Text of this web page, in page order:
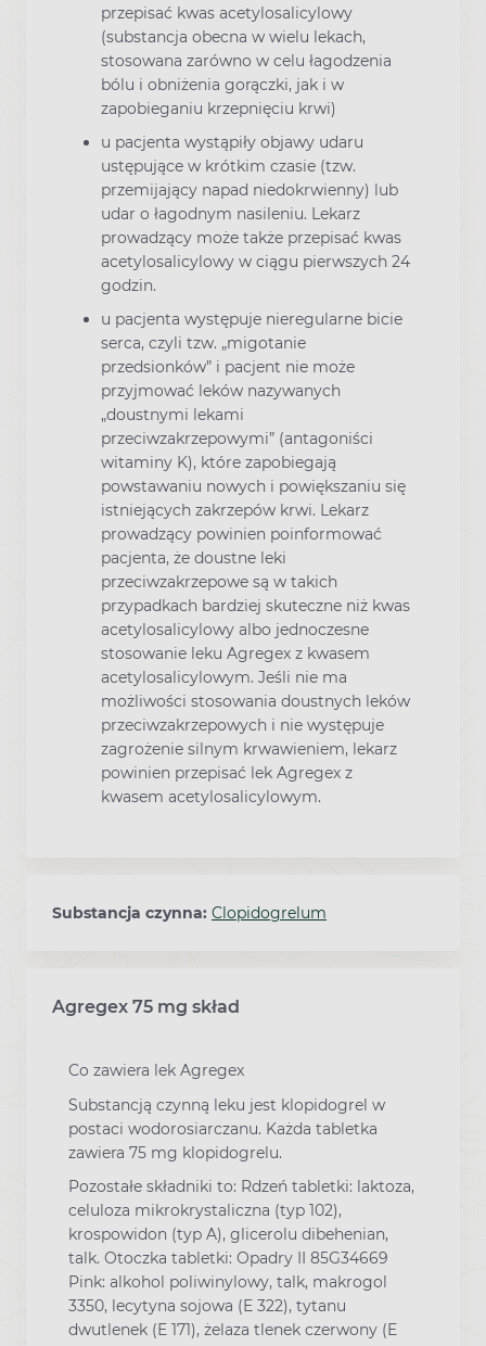
przepisać kwas acetylosalicylowy
(substancja obecna w wielu lekach,
stosowana zarówno w celu łagodzenia
bólu i obniżenia gorączki, jak i w
zapobieganiu krzepnięciu krwi)
u pacjenta wystąpiły objawy udaru
ustępujące w krótkim czasie (tzw.
przemijający napad niedokrwienny) lub
udar o łagodnym nasileniu. Lekarz
prowadzący może także przepisać kwas
acetylosalicylowy w ciągu pierwszych 24
godzin.
u pacjenta występuje nieregularne bicie
serca, czyli tzw. „migotanie
przedsionków” i pacjent nie może
przyjmować leków nazywanych
„doustnymi lekami
przeciwzakrzepowymi” (antagoniści
witaminy K), które zapobiegają
powstawaniu nowych i powiększaniu się
istniejących zakrzepów krwi. Lekarz
prowadzący powinien poinformować
pacjenta, że doustne leki
przeciwzakrzepowe są w takich
przypadkach bardziej skuteczne niż kwas
acetylosalicylowy albo jednoczesne
stosowanie leku Agregex z kwasem
acetylosalicylowym. Jeśli nie ma
możliwości stosowania doustnych leków
przeciwzakrzepowych i nie występuje
zagrożenie silnym krwawieniem, lekarz
powinien przepisać lek Agregex z
kwasem acetylosalicylowym.
Substancja czynna: Clopidogrelum
Agregex 75 mg skład
Co zawiera lek Agregex
Substancją czynną leku jest klopidogrel w
postaci wodorosiarczanu. Każda tabletka
zawiera 75 mg klopidogrelu.
Pozostałe składniki to: Rdzeń tabletki: laktoza,
celuloza mikrokrystaliczna (typ 102),
krospowidon (typ A), glicerolu dibehenian,
talk. Otoczka tabletki: Opadry II 85G34669
Pink: alkohol poliwinylowy, talk, makrogol
3350, lecytyna sojowa (E 322), tytanu
dwutlenek (E 171), żelaza tlenek czerwony (E